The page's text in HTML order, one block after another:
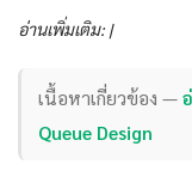
อ่านเพิ่มเติม: |
เนื้อหาเกี่ยวข้อง —
Queue Design